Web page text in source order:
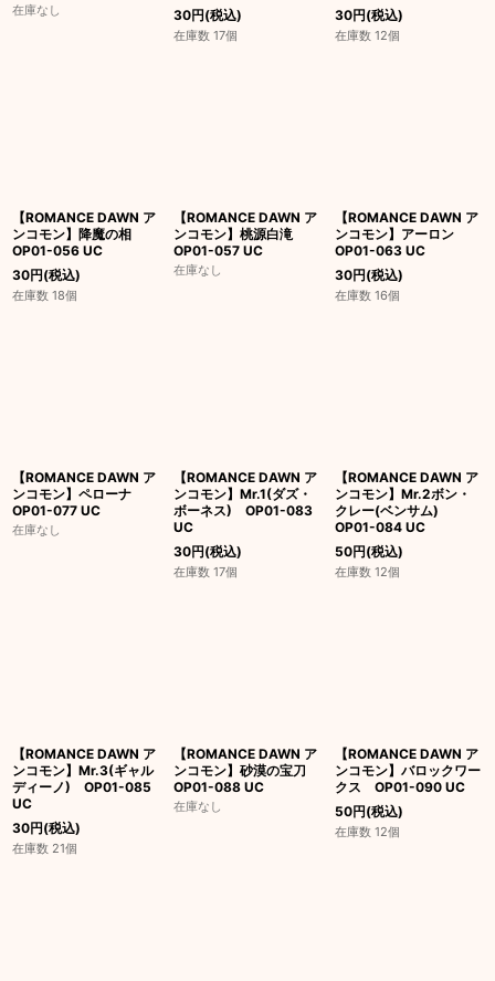
在庫なし
30円(税込)
在庫数 17個
30円(税込)
在庫数 12個
【ROMANCE DAWN ア
ンコモン】降魔の相
OP01-056 UC
30円(税込)
在庫数 18個
【ROMANCE DAWN ア
ンコモン】桃源白滝
OP01-057 UC
在庫なし
【ROMANCE DAWN ア
ンコモン】アーロン
OP01-063 UC
30円(税込)
在庫数 16個
【ROMANCE DAWN ア
ンコモン】ペローナ
OP01-077 UC
在庫なし
【ROMANCE DAWN ア
ンコモン】Mr.1(ダズ・
ボーネス) OP01-083
UC
30円(税込)
在庫数 17個
【ROMANCE DAWN ア
ンコモン】Mr.2ボン・
クレー(ベンサム)
OP01-084 UC
50円(税込)
在庫数 12個
【ROMANCE DAWN ア
ンコモン】Mr.3(ギャル
ディーノ) OP01-085
UC
30円(税込)
在庫数 21個
【ROMANCE DAWN ア
ンコモン】砂漠の宝刀
OP01-088 UC
在庫なし
【ROMANCE DAWN ア
ンコモン】バロックワー
クス OP01-090 UC
50円(税込)
在庫数 12個